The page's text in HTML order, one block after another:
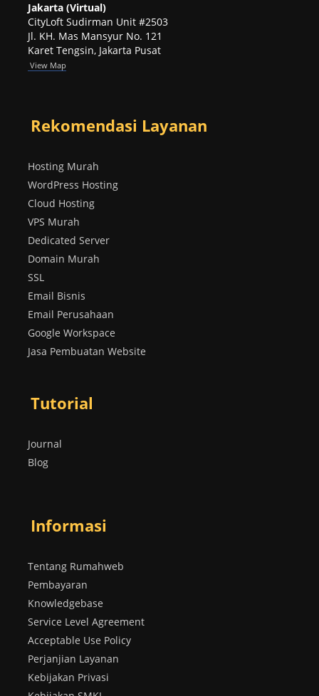
Jakarta (Virtual)
CityLoft Sudirman Unit #2503
Jl. KH. Mas Mansyur No. 121
Karet Tengsin, Jakarta Pusat
View Map
Rekomendasi Layanan
Hosting Murah
WordPress Hosting
Cloud Hosting
VPS Murah
Dedicated Server
Domain Murah
SSL
Email Bisnis
Email Perusahaan
Google Workspace
Jasa Pembuatan Website
Tutorial
Journal
Blog
Informasi
Tentang Rumahweb
Pembayaran
Knowledgebase
Service Level Agreement
Acceptable Use Policy
Perjanjian Layanan
Kebijakan Privasi